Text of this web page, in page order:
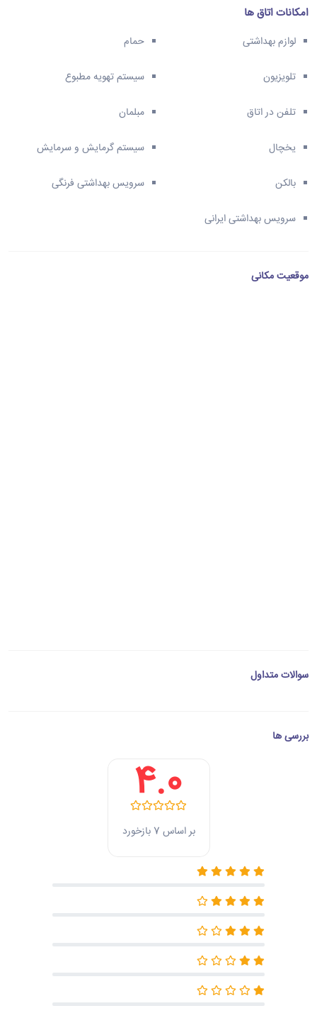
امکانات اتاق ها
لوازم بهداشتی حمام
تلویزیون سیستم تهویه مطبوع
تلفن در اتاق مبلمان
یخچال سیستم گرمایش و سرمایش
بالکن سرویس بهداشتی فرنگی
سرویس بهداشتی ایرانی
موقعیت مکانی
سوالات متداول
بررسی ها
4.0
بر اساس 7 بازخورد